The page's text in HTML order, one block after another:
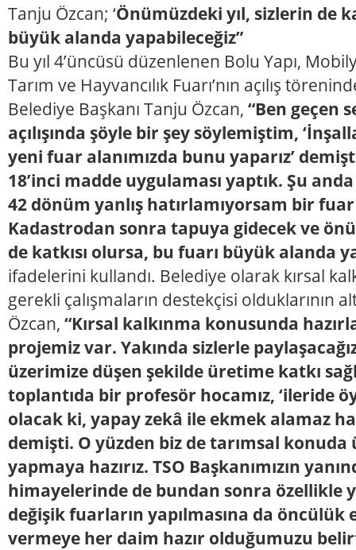
Tanju Özcan; ‘Önümüzdeki yıl, sizlerin de
büyük alanda yapabileceğiz”
Bu yıl 4’üncüsü düzenlenen Bolu Yapı,
Tarım ve Hayvancılık Fuarı’nın açılış
Belediye Başkanı Tanju Özcan, “Ben geçen
açılışında şöyle bir şey söylemiştim,
yeni fuar alanımızda bunu yaparız’
18’inci madde uygulaması yaptık. Şu
42 dönüm yanlış hatırlamıyorsam bir
Kadastrodan sonra tapuya gidecek ve
de katkısı olursa, bu fuarı büyük alanda
ifadelerini kullandı. Belediye olarak kırsal
gerekli çalışmaların destekçisi olduklarının
Özcan, “Kırsal kalkınma konusunda
projemiz var. Yakında sizlerle
üzerimize düşen şekilde üretime katkı
toplantıda bir profesör hocamız, ‘ileride
olacak ki, yapay zekâ ile ekmek alamaz
demişti. O yüzden biz de tarımsal konuda
yapmaya hazırız. TSO Başkanımızın
himayelerinde de bundan sonra özellikle
değişik fuarların yapılmasına da öncülük
vermeye her daim hazır olduğumuzu